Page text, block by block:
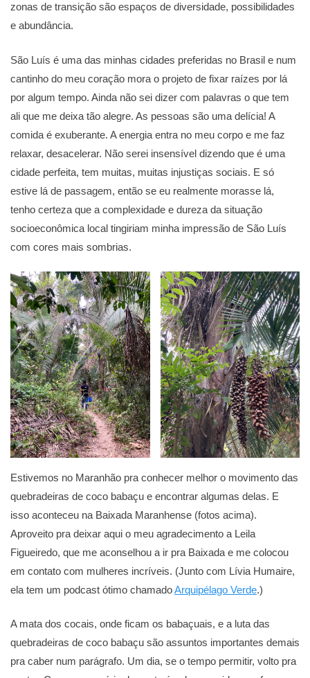
zonas de transição são espaços de diversidade, possibilidades
e abundância.
São Luís é uma das minhas cidades preferidas no Brasil e num
cantinho do meu coração mora o projeto de fixar raízes por lá
por algum tempo. Ainda não sei dizer com palavras o que tem
ali que me deixa tão alegre. As pessoas são uma delícia! A
comida é exuberante. A energia entra no meu corpo e me faz
relaxar, desacelerar. Não serei insensível dizendo que é uma
cidade perfeita, tem muitas, muitas injustiças sociais. E só
estive lá de passagem, então se eu realmente morasse lá,
tenho certeza que a complexidade e dureza da situação
socioeconômica local tingiriam minha impressão de São Luís
com cores mais sombrias.
Estivemos no Maranhão pra conhecer melhor o movimento das
quebradeiras de coco babaçu e encontrar algumas delas. E
isso aconteceu na Baixada Maranhense (fotos acima).
Aproveito pra deixar aqui o meu agradecimento a Leila
Figueiredo, que me aconselhou a ir pra Baixada e me colocou
em contato com mulheres incríveis. (Junto com Lívia Humaire,
ela tem um podcast ótimo chamadoArquipélago Verde.)
A mata dos cocais, onde ficam os babaçuais, e a luta das
quebradeiras de coco babaçu são assuntos importantes demais
pra caber num parágrafo. Um dia, se o tempo permitir, volto pra